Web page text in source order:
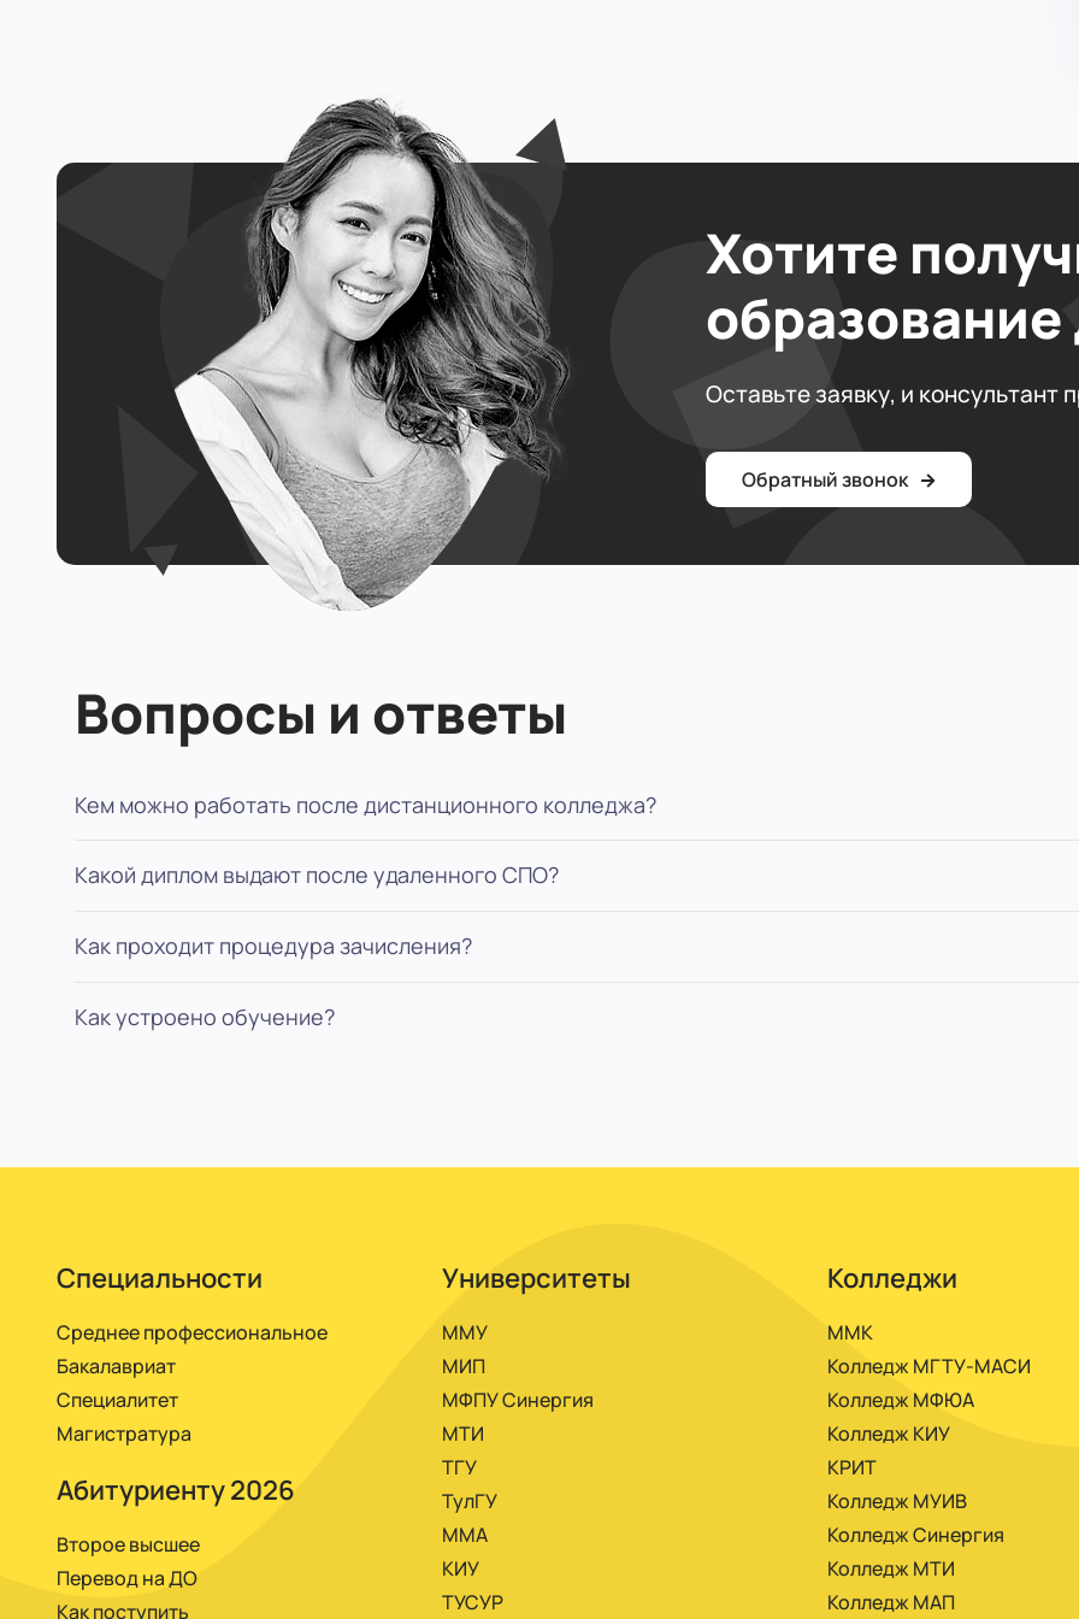
Хотите
Оставьте заявку, и
Обратный звонок
Вопросы и ответы
Кем можно работать после дистанционного колледжа?
Какой диплом выдают после удаленного СПО?
Как проходит процедура зачисления?
Как устроено обучение?
Специальности
Среднее профессиональное
Бакалавриат
Специалитет
Магистратура
Абитуриенту 2026
Второе высшее
Перевод на ДО
Как поступить
Университеты
ММУ
МИП
МФПУ Синергия
МТИ
ТГУ
ТулГУ
ММА
КИУ
ТУСУР
Колледжи
ММК
Колледж МГТУ-МАСИ
Колледж МФЮА
Колледж КИУ
КРИТ
Колледж МУИВ
Колледж Синергия
Колледж МТИ
Колледж МАП